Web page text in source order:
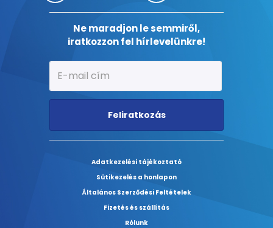
Ne maradjon le semmiről,
iratkozzon fel hírlevelünkre!
Feliratkozás
Adatkezelési tájékoztató
Sütikezelés a honlapon
Általános Szerződési Feltételek
Fizetés és szállítás
Rólunk